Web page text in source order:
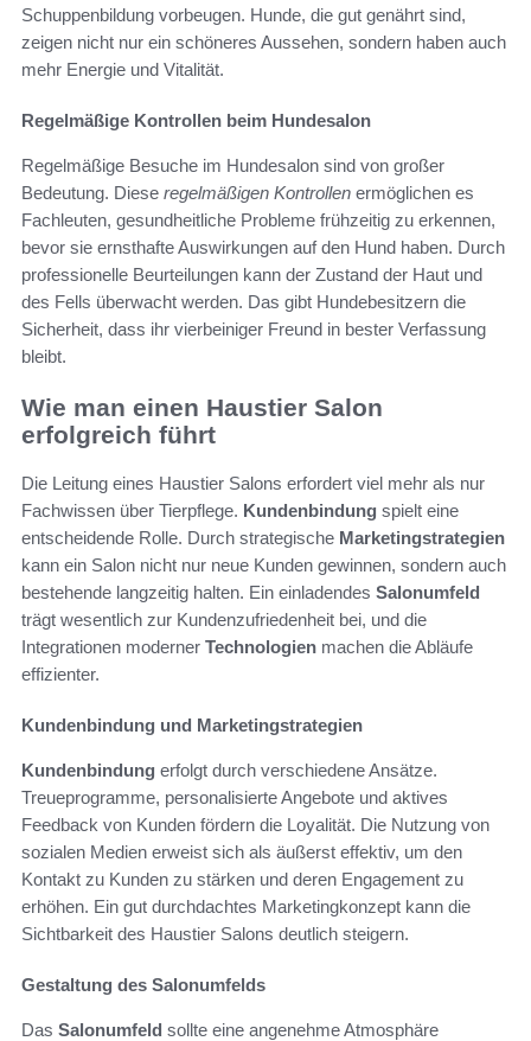
Schuppenbildung vorbeugen. Hunde, die gut genährt sind,
zeigen nicht nur ein schöneres Aussehen, sondern haben auch
mehr Energie und Vitalität.
Regelmäßige Kontrollen beim Hundesalon
Regelmäßige Besuche im Hundesalon sind von großer
Bedeutung. Diese regelmäßigen Kontrollen ermöglichen es
Fachleuten, gesundheitliche Probleme frühzeitig zu erkennen,
bevor sie ernsthafte Auswirkungen auf den Hund haben. Durch
professionelle Beurteilungen kann der Zustand der Haut und
des Fells überwacht werden. Das gibt Hundebesitzern die
Sicherheit, dass ihr vierbeiniger Freund in bester Verfassung
bleibt.
Wie man einen Haustier Salon
erfolgreich führt
Die Leitung eines Haustier Salons erfordert viel mehr als nur
Fachwissen über Tierpflege. Kundenbindung spielt eine
entscheidende Rolle. Durch strategische Marketingstrategien
kann ein Salon nicht nur neue Kunden gewinnen, sondern auch
bestehende langzeitig halten. Ein einladendes Salonumfeld
trägt wesentlich zur Kundenzufriedenheit bei, und die
Integrationen moderner Technologien machen die Abläufe
effizienter.
Kundenbindung und Marketingstrategien
Kundenbindung erfolgt durch verschiedene Ansätze.
Treueprogramme, personalisierte Angebote und aktives
Feedback von Kunden fördern die Loyalität. Die Nutzung von
sozialen Medien erweist sich als äußerst effektiv, um den
Kontakt zu Kunden zu stärken und deren Engagement zu
erhöhen. Ein gut durchdachtes Marketingkonzept kann die
Sichtbarkeit des Haustier Salons deutlich steigern.
Gestaltung des Salonumfelds
Das Salonumfeld sollte eine angenehme Atmosphäre